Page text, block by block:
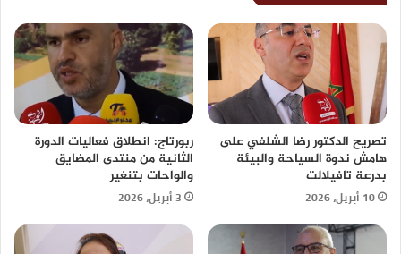
تصريح الدكتور رضا الشلفي على
هامش ندوة السياحة والبيئة
بدرعة تافيلالت
10 أبريل، 2026
ربورتاج: انطلاق فعاليات الدورة
الثانية من منتدى المضايق
والواحات بتنغير
3 أبريل، 2026